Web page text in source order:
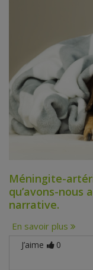
Méningite-
qu’avons-nous
narrative.
En savoir plus
J’aime 0